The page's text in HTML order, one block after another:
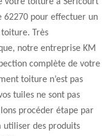
62270 pour effectuer un
Très
notre entreprise KM
complète de votre
toiture n’est pas
tuiles ne sont pas
procéder étape par
utiliser des produits